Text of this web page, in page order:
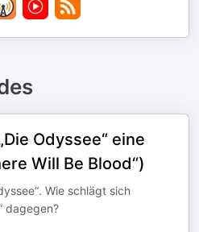
Odyssee“ eine
Will Be Blood“)
Wie schlägt sich
dagegen?